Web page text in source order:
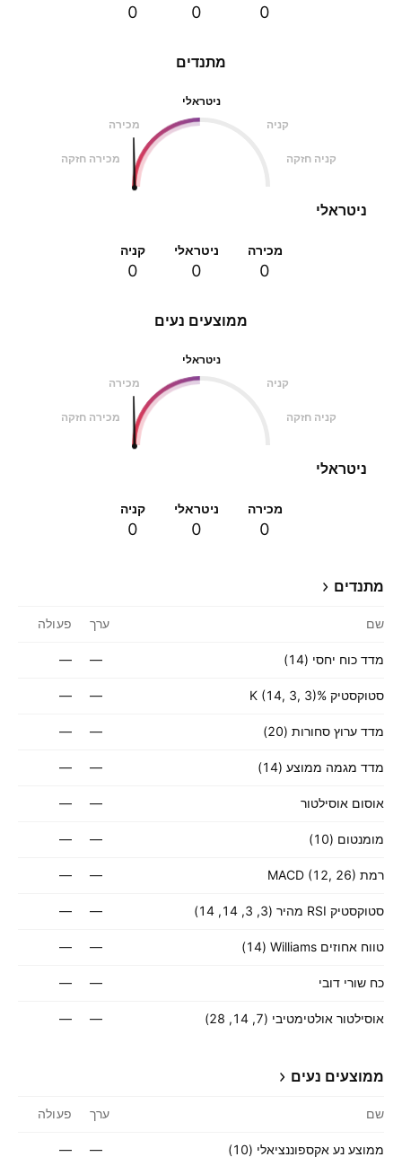
מתנדים
ניטראלי
מכירה
קניה
מכירה חזקה קניה חזקה
ניטראלי
מכירה
0
ניטראלי
0
קניה
0
0
0
0
ממוצעים נעים
ניטראלי
מכירה
קניה
מכירה חזקה קניה חזקה
ניטראלי
מכירה
0
ניטראלי
0
קניה
0
מתנדים
שם ערך פעולה
מדד כוח יחסי (14) —
—
סטוקסטיק %K (14, 3, 3) —
—
מדד ערוץ סחורות (20) —
—
מדד מגמה ממוצע (14) —
—
אוסום אוסילטור —
—
מומנטום (10) —
—
רמת MACD (12, 26) —
—
סטוקסטיק RSI מהיר (3, 3, 14, 14) —
—
טווח אחוזים Williams ‏(14) —
—
כח שורי דובי —
—
אוסילטור אולטימטיבי (7, 14, 28) —
—
ממוצעים נעים
שם ערך פעולה
ממוצע נע אקספוננציאלי (10) —
—